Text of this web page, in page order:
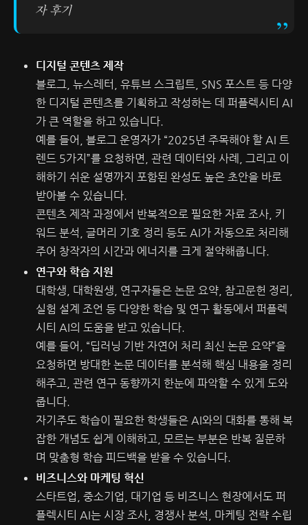
자 후기
디지털 콘텐츠 제작
블로그, 뉴스레터, 유튜브 스크립트, SNS 포스트 등 다양
한 디지털 콘텐츠를 기획하고 작성하는 데 퍼플렉시티 AI
가 큰 역할을 하고 있습니다.
예를 들어, 블로그 운영자가 “2025년 주목해야 할 AI 트
렌드 5가지”를 요청하면, 관련 데이터와 사례, 그리고 이
해하기 쉬운 설명까지 포함된 완성도 높은 초안을 바로
받아볼 수 있습니다.
콘텐츠 제작 과정에서 반복적으로 필요한 자료 조사, 키
워드 분석, 글머리 기호 정리 등도 AI가 자동으로 처리해
주어 창작자의 시간과 에너지를 크게 절약해줍니다.
연구와 학습 지원
대학생, 대학원생, 연구자들은 논문 요약, 참고문헌 정리,
실험 설계 조언 등 다양한 학습 및 연구 활동에서 퍼플렉
시티 AI의 도움을 받고 있습니다.
예를 들어, “딥러닝 기반 자연어 처리 최신 논문 요약”을
요청하면 방대한 논문 데이터를 분석해 핵심 내용을 정리
해주고, 관련 연구 동향까지 한눈에 파악할 수 있게 도와
줍니다.
자기주도 학습이 필요한 학생들은 AI와의 대화를 통해 복
잡한 개념도 쉽게 이해하고, 모르는 부분은 반복 질문하
며 맞춤형 학습 피드백을 받을 수 있습니다.
비즈니스와 마케팅 혁신
스타트업, 중소기업, 대기업 등 비즈니스 현장에서도 퍼
플렉시티 AI는 시장 조사, 경쟁사 분석, 마케팅 전략 수립